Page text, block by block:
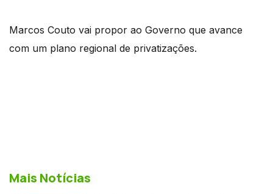
Marcos Couto vai propor ao Governo que avance
com um plano regional de privatizações.
Mais Notícias